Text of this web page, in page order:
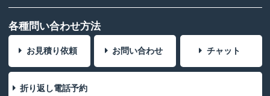
各種問い合わせ方法
お見積り依頼 お問い合わせ チャット
折り返し電話予約